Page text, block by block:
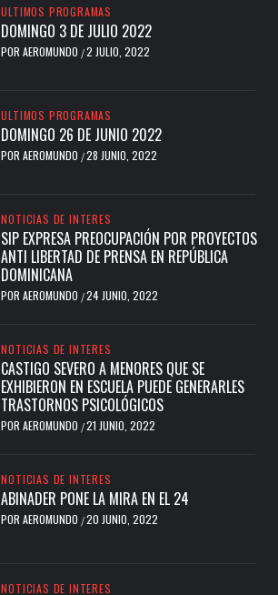
ULTIMOS PROGRAMAS
DOMINGO 3 DE JULIO 2022
POR AEROMUNDO /2 JULIO, 2022
ULTIMOS PROGRAMAS
DOMINGO 26 DE JUNIO 2022
POR AEROMUNDO /28 JUNIO, 2022
NOTICIAS DE INTERES
SIP EXPRESA PREOCUPACIÓN POR PROYECTOS
ANTI LIBERTAD DE PRENSA EN REPÚBLICA
DOMINICANA
POR AEROMUNDO /24 JUNIO, 2022
NOTICIAS DE INTERES
CASTIGO SEVERO A MENORES QUE SE
EXHIBIERON EN ESCUELA PUEDE GENERARLES
TRASTORNOS PSICOLÓGICOS
POR AEROMUNDO /21 JUNIO, 2022
NOTICIAS DE INTERES
ABINADER PONE LA MIRA EN EL 24
POR AEROMUNDO /20 JUNIO, 2022
NOTICIAS DE INTERES